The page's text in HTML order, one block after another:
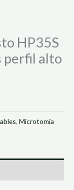
HP35S
perfil alto
, Microtomia